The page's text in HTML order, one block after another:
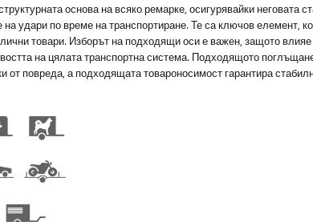
основа на всяко ремарке, осигурявайки неговата
удари по време на транспортиране. Те са ключов елемент,
товари. Изборът на подходящи оси е важен, защото
на цялата транспортна система. Подходящото
от повреда, а подходящата товароносимост гарантира